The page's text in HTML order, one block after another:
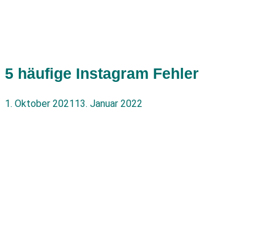
5 häufige Instagram Fehler
1. Oktober 202113. Januar 2022